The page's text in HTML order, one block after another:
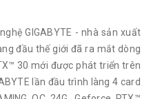
GIGABYTE - nhà sản xuất
đầu thế giới đã ra mắt dòng
30 mới được phát triển trên
lần đầu trình làng 4 card